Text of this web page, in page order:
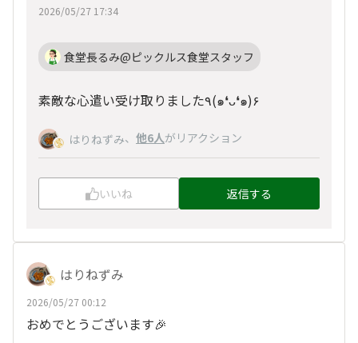
2026/05/27 17:34
食堂長るみ@ピックルス食堂スタッフ
素敵な心遣い受け取りました٩(๑❛ᴗ❛๑)۶
はりねずみ、 他6人がリアクション
いいね 返信する
はりねずみ
2026/05/27 00:12
おめでとうございます🎉